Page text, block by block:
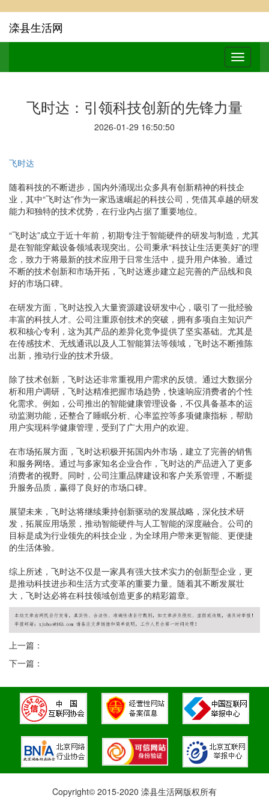
滦县生活网
飞时达：引领科技创新的先锋力量
2026-01-29 16:50:50
飞时达
随着科技的不断进步，国内外涌现出众多具有创新精神的科技企
业，其中“飞时达”作为一家迅速崛起的科技公司，凭借其卓越的研发
能力和独特的技术优势，在行业内占据了重要地位。
“飞时达”成立于近十年前，初期专注于智能硬件的研发与制造，尤其
是在智能穿戴设备领域表现突出。公司秉承“科技让生活更美好”的理
念，致力于将最新的技术应用于日常生活中，提升用户体验。通过
不断的技术创新和市场开拓，飞时达逐步建立起完善的产品线和良
好的市场口碑。
在研发方面，飞时达投入大量资源建设研发中心，吸引了一批经验
丰富的科技人才。公司注重原创技术的突破，拥有多项自主知识产
权和核心专利，这为其产品的差异化竞争提供了坚实基础。尤其是
在传感技术、无线通讯以及人工智能算法等领域，飞时达不断推陈
出新，推动行业的技术升级。
除了技术创新，飞时达还非常重视用户需求的反馈。通过大数据分
析和用户调研，飞时达精准把握市场趋势，快速响应消费者的个性
化需求。例如，公司推出的智能健康管理设备，不仅具备基本的运
动监测功能，还整合了睡眠分析、心率监控等多项健康指标，帮助
用户实现科学健康管理，受到了广大用户的欢迎。
在市场拓展方面，飞时达积极开拓国内外市场，建立了完善的销售
和服务网络。通过与多家知名企业合作，飞时达的产品进入了更多
消费者的视野。同时，公司注重品牌建设和客户关系管理，不断提
升服务品质，赢得了良好的市场口碑。
展望未来，飞时达将继续秉持创新驱动的发展战略，深化技术研
发，拓展应用场景，推动智能硬件与人工智能的深度融合。公司的
目标是成为行业领先的科技企业，为全球用户带来更智能、更便捷
的生活体验。
综上所述，飞时达不仅是一家具有强大技术实力的创新型企业，更
是推动科技进步和生活方式变革的重要力量。随着其不断发展壮
大，飞时达必将在科技领域创造更多的精彩篇章。
上一篇：
下一篇：
Copyright© 2015-2020 滦县生活网版权所有